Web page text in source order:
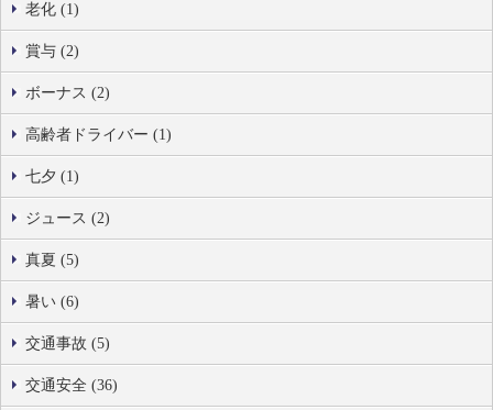
老化 (1)
賞与 (2)
ボーナス (2)
高齢者ドライバー (1)
七夕 (1)
ジュース (2)
真夏 (5)
暑い (6)
交通事故 (5)
交通安全 (36)